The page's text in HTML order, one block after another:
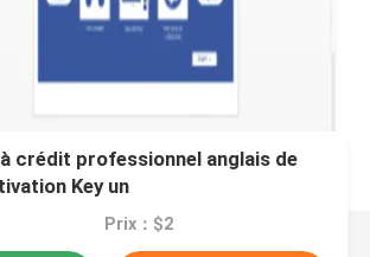
crédit professionnel anglais de
Key un
Prix：$2